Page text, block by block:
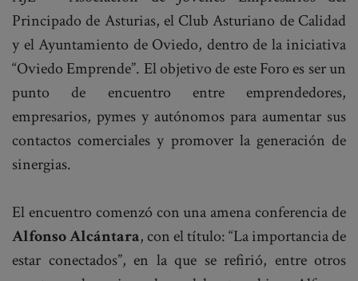
Principado de Asturias, el Club Asturiano de Calidad
y el Ayuntamiento de Oviedo, dentro de la iniciativa
“Oviedo Emprende”. El objetivo de este Foro es ser un
punto de encuentro entre emprendedores,
empresarios, pymes y autónomos para aumentar sus
contactos comerciales y promover la generación de
sinergias.
El encuentro comenzó con una amena conferencia de
Alfonso Alcántara, con el título: “La importancia de
estar conectados”, en la que se refirió, entre otros